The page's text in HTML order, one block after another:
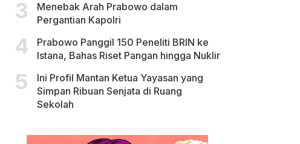
Menebak Arah Prabowo dalam
Pergantian Kapolri
Prabowo Panggil 150 Peneliti BRIN ke
Istana, Bahas Riset Pangan hingga Nuklir
Ini Profil Mantan Ketua Yayasan yang
Simpan Ribuan Senjata di Ruang
Sekolah